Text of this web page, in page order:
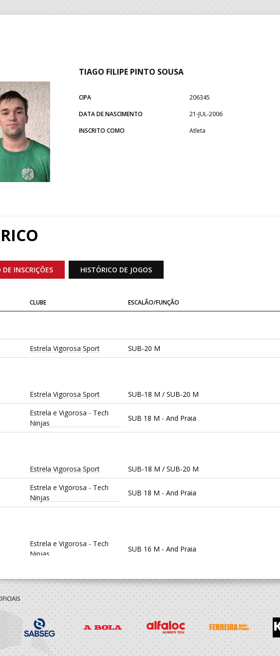
TIAGO FILIPE PINTO SOUSA
CIPA
206345
DATA DE NASCIMENTO
21-JUL-2006
INSCRITO COMO
Atleta
INSCRIÇÕES HISTÓRICO DE JOGOS
CLUBE ESCALÃO/FUNÇÃO
Estrela Vigorosa Sport SUB-20 M
Estrela Vigorosa Sport SUB-18 M / SUB-20 M
Estrela e Vigorosa - Tech
Ninjas
SUB 18 M - And Praia
Estrela Vigorosa Sport SUB-18 M / SUB-20 M
Estrela e Vigorosa - Tech
Ninjas
SUB 18 M - And Praia
Estrela e Vigorosa - Tech
Ninjas
SUB 16 M - And Praia
Estrela e Vigorosa - Tech
Ninjas
Sub 17 M - And Praia
Estrela Vigorosa Sport SUB-15 M / SUB-17 M